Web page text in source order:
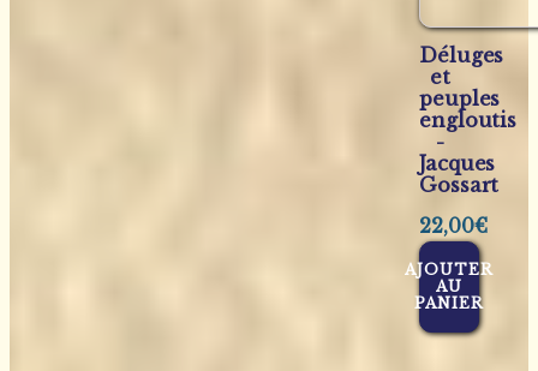
Déluges
et
peuples
engloutis
-
Jacques
Gossart
22,00€
AJOUTER
AU
PANIER